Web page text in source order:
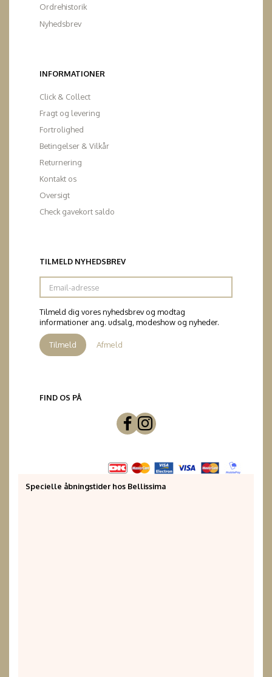
Ordrehistorik
Nyhedsbrev
INFORMATIONER
Click & Collect
Fragt og levering
Fortrolighed
Betingelser & Vilkår
Returnering
Kontakt os
Oversigt
Check gavekort saldo
TILMELD NYHEDSBREV
Email-
adresse
Tilmeld dig vores nyhedsbrev og modtag
informationer ang. udsalg, modeshow og nyheder.
Tilmeld Afmeld
FIND OS PÅ
Specielle åbningstider hos Bellissima